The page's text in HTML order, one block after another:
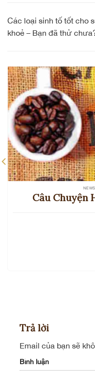
Các loại sinh tố tốt cho
khoẻ – Bạn đã thử
Câu Chuyện
Trả lời
Email của bạn sẽ
Bình luận